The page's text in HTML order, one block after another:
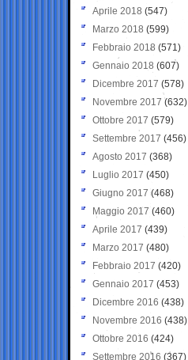
Aprile 2018 (547)
Marzo 2018 (599)
Febbraio 2018 (571)
Gennaio 2018 (607)
Dicembre 2017 (578)
Novembre 2017 (632)
Ottobre 2017 (579)
Settembre 2017 (456)
Agosto 2017 (368)
Luglio 2017 (450)
Giugno 2017 (468)
Maggio 2017 (460)
Aprile 2017 (439)
Marzo 2017 (480)
Febbraio 2017 (420)
Gennaio 2017 (453)
Dicembre 2016 (438)
Novembre 2016 (438)
Ottobre 2016 (424)
Settembre 2016 (367)